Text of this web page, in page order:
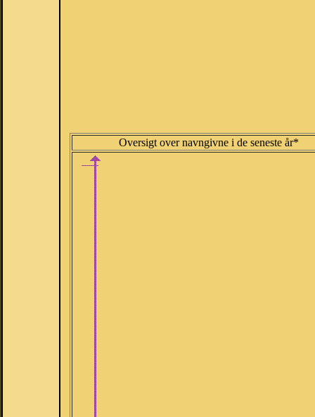
Oversigt over navngivne i de seneste år*